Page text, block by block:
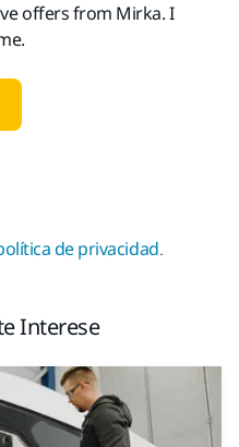
offers from Mirka. I
de privacidad.
Interese